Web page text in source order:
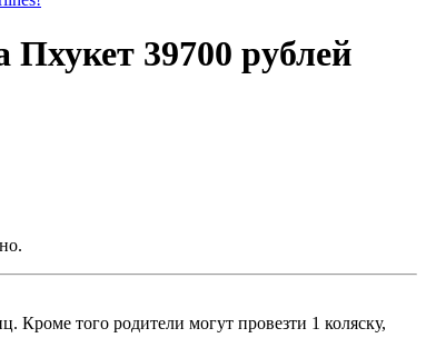
39700 рублей
Кроме того родители могут провезти 1 коляску,